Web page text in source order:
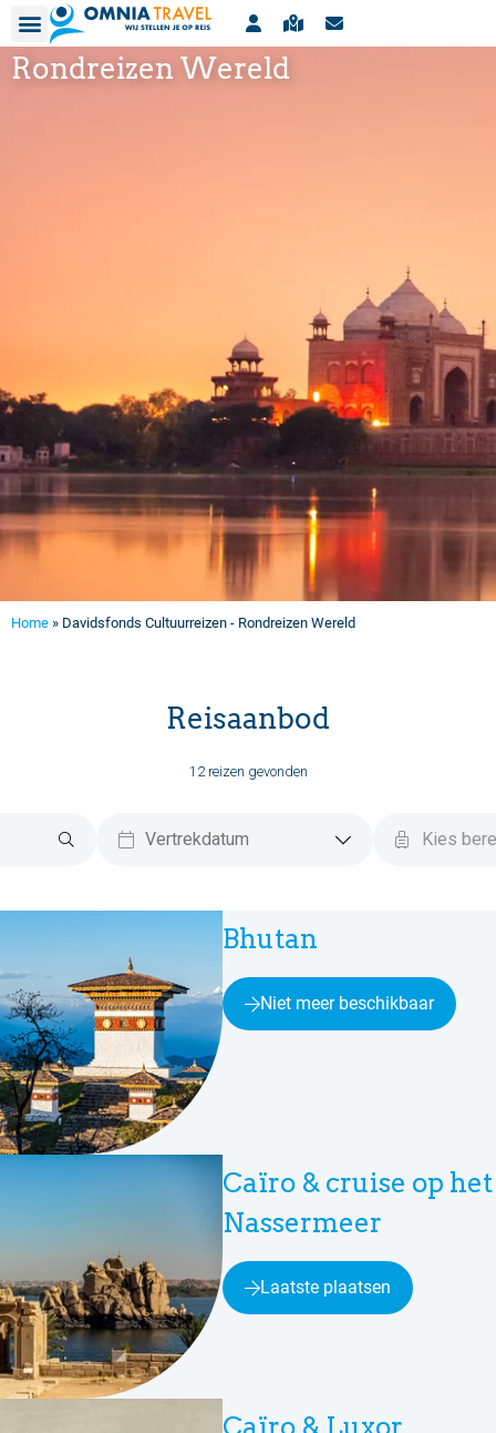
Rondreizen Wereld
Home » Davidsfonds Cultuurreizen - Rondreizen Wereld
Reisaanbod
12 reizen gevonden
Bhutan
Niet meer beschikbaar
Caïro & cruise op het
Nassermeer
Laatste plaatsen